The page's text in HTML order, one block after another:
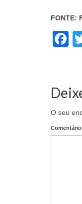
FONTE:
O seu
Comentário